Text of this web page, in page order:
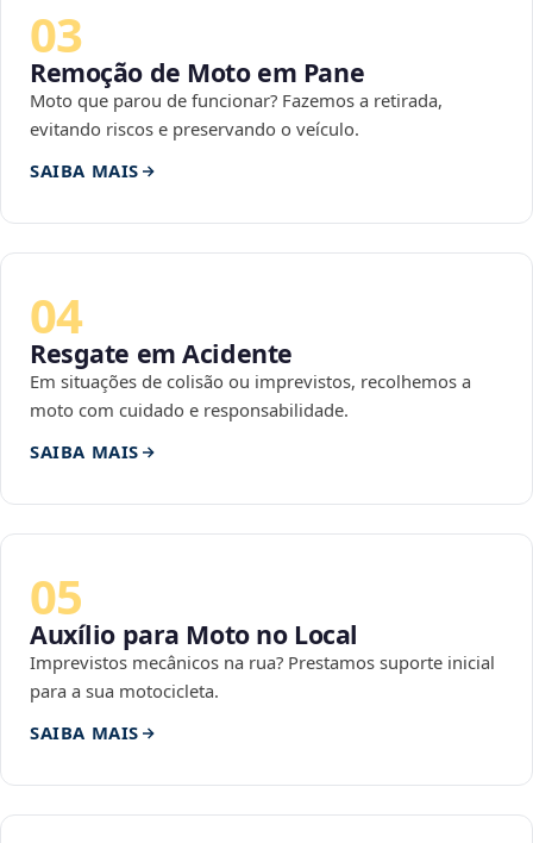
03
Remoção de Moto em Pane
Moto que parou de funcionar? Fazemos a retirada,
evitando riscos e preservando o veículo.
SAIBA MAIS
04
Resgate em Acidente
Em situações de colisão ou imprevistos, recolhemos a
moto com cuidado e responsabilidade.
SAIBA MAIS
05
Auxílio para Moto no Local
Imprevistos mecânicos na rua? Prestamos suporte inicial
para a sua motocicleta.
SAIBA MAIS